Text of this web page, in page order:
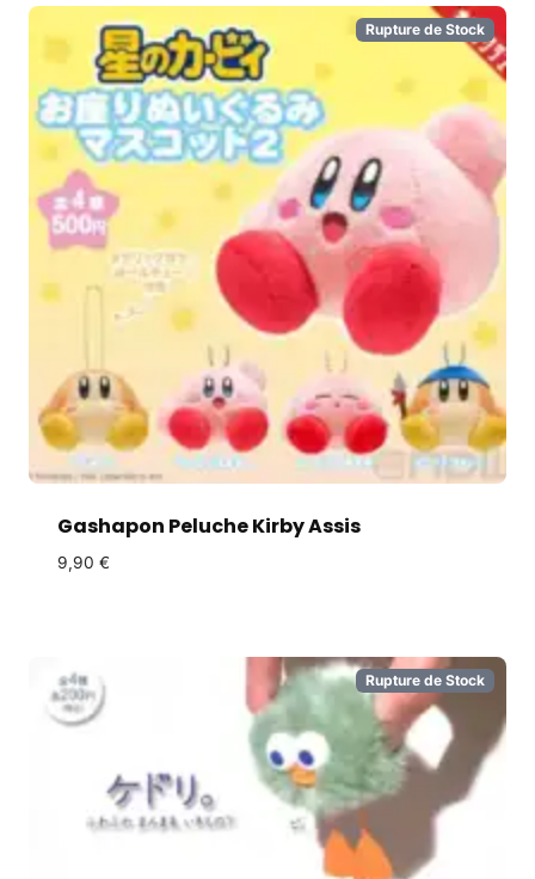
Rupture de Stock
Gashapon Peluche Kirby Assis
9,90 €
Rupture de Stock